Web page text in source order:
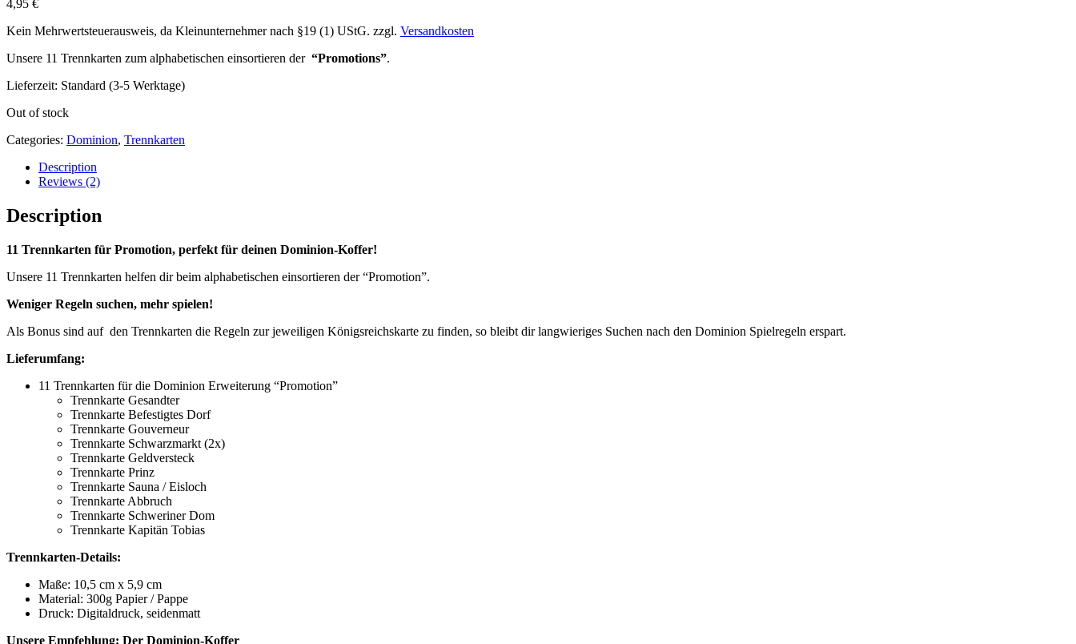
4,95 €
Kein Mehrwertsteuerausweis, da Kleinunternehmer nach §19 (1) UStG. zzgl. Versandkosten
Unsere 11 Trennkarten zum alphabetischen einsortieren der “Promotions”.
Lieferzeit: Standard (3-5 Werktage)
Out of stock
Categories: Dominion, Trennkarten
Description
Reviews (2)
Description
11 Trennkarten für Promotion, perfekt für deinen Dominion-Koffer!
Unsere 11 Trennkarten helfen dir beim alphabetischen einsortieren der “Promotion”.
Weniger Regeln suchen, mehr spielen!
Als Bonus sind auf den Trennkarten die Regeln zur jeweiligen Königsreichskarte zu finden, so bleibt dir langwieriges Suchen nach den Dominion Spielregeln erspart.
Lieferumfang:
11 Trennkarten für die Dominion Erweiterung “Promotion”
Trennkarte Gesandter
Trennkarte Befestigtes Dorf
Trennkarte Gouverneur
Trennkarte Schwarzmarkt (2x)
Trennkarte Geldversteck
Trennkarte Prinz
Trennkarte Sauna / Eisloch
Trennkarte Abbruch
Trennkarte Schweriner Dom
Trennkarte Kapitän Tobias
Trennkarten-Details:
Maße: 10,5 cm x 5,9 cm
Material: 300g Papier / Pappe
Druck: Digitaldruck, seidenmatt
Unsere Empfehlung: Der Dominion-Koffer